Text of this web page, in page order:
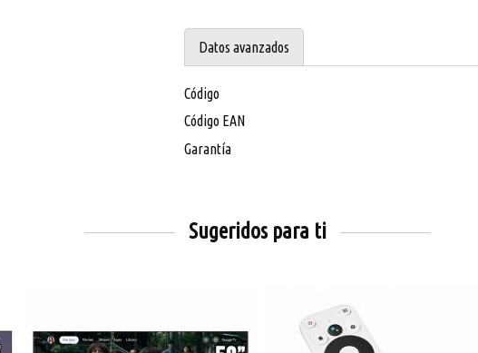
Datos avanzados
Código
Código EAN
Garantía
Sugeridos para ti